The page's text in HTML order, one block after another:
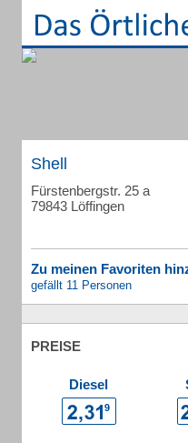
Shell
Fürstenbergstr. 25 a
79843 Löffingen
Zu meinen Favoriten
gefällt 11 Personen
PREISE
Diesel